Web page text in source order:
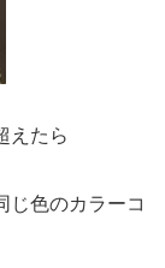
えたら
じ色のカラーコ